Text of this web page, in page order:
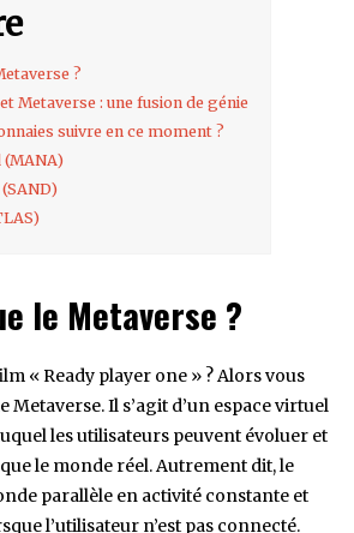
?
Metaverse : une fusion de génie
suivre en ce moment ?
le Metaverse ?
« Ready player one » ? Alors vous
Metaverse. Il s’agit d’un espace virtuel
les utilisateurs peuvent évoluer et
le monde réel. Autrement dit, le
parallèle en activité constante et
l’utilisateur n’est pas connecté.